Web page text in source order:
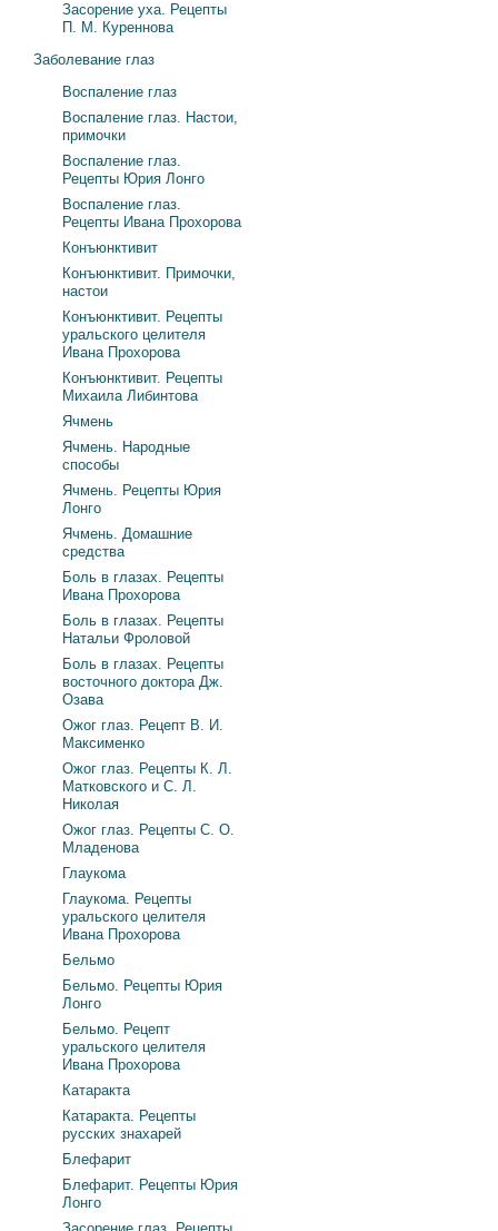
Засорение уха. Рецепты
П. М. Куреннова
Заболевание глаз
Воспаление глаз
Воспаление глаз. Настои,
примочки
Воспаление глаз.
Рецепты Юрия Лонго
Воспаление глаз.
Рецепты Ивана Прохорова
Конъюнктивит
Конъюнктивит. Примочки,
настои
Конъюнктивит. Рецепты
уральского целителя
Ивана Прохорова
Конъюнктивит. Рецепты
Михаила Либинтова
Ячмень
Ячмень. Народные
способы
Ячмень. Рецепты Юрия
Лонго
Ячмень. Домашние
средства
Боль в глазах. Рецепты
Ивана Прохорова
Боль в глазах. Рецепты
Натальи Фроловой
Боль в глазах. Рецепты
восточного доктора Дж.
Озава
Ожог глаз. Рецепт В. И.
Максименко
Ожог глаз. Рецепты К. Л.
Матковского и С. Л.
Николая
Ожог глаз. Рецепты С. О.
Младенова
Глаукома
Глаукома. Рецепты
уральского целителя
Ивана Прохорова
Бельмо
Бельмо. Рецепты Юрия
Лонго
Бельмо. Рецепт
уральского целителя
Ивана Прохорова
Катаракта
Катаракта. Рецепты
русских знахарей
Блефарит
Блефарит. Рецепты Юрия
Лонго